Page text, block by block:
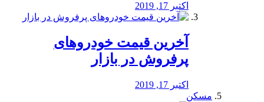
اکتبر 17, 2019
آخرین قیمت خودرو‌های
پرفروش در بازار
اکتبر 17, 2019
مسکن